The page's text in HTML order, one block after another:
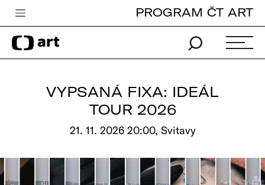
Česká televize
Zpravodajství
PROGRAM ČT ART
VYPSANÁ FIXA: IDEÁL
TOUR 2026
21. 11. 2026 20:00, Svitavy